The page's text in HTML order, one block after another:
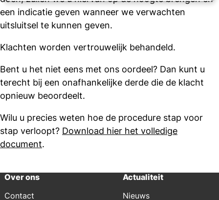
een indicatie geven wanneer we verwachten
uitsluitsel te kunnen geven.
Klachten worden vertrouwelijk behandeld.
Bent u het niet eens met ons oordeel? Dan kunt u
terecht bij een onafhankelijke derde die de klacht
opnieuw beoordeelt.
Wilu u precies weten hoe de procedure stap voor
stap verloopt? Download hier het volledige
document.
Over ons
Contact
Actualiteit
Nieuws